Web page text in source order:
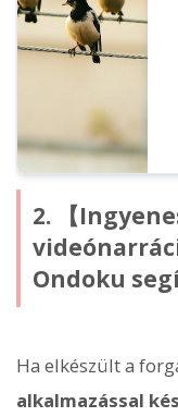
2. 【
Ondoku
Ha elkészült a
alkalmazással